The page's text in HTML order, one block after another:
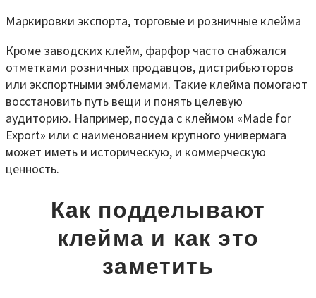
Маркировки экспорта, торговые и розничные клейма
Кроме заводских клейм, фарфор часто снабжался
отметками розничных продавцов, дистрибьюторов
или экспортными эмблемами. Такие клейма помогают
восстановить путь вещи и понять целевую
аудиторию. Например, посуда с клеймом «Made for
Export» или с наименованием крупного универмага
может иметь и историческую, и коммерческую
ценность.
Как подделывают
клейма и как это
заметить